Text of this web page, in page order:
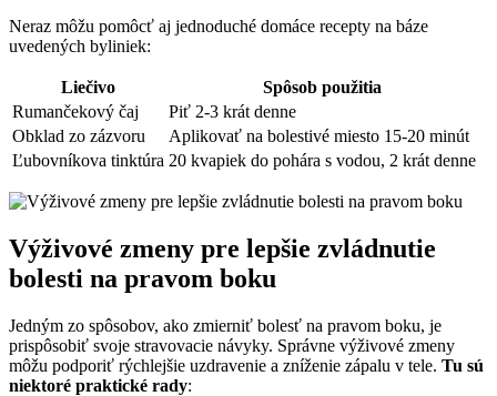
Neraz môžu pomôcť aj jednoduché domáce recepty na báze
uvedených byliniek:
Liečivo
Spôsob použitia
Rumančekový čaj
Piť 2-3 krát denne
Obklad zo zázvoru
Aplikovať na bolestivé miesto 15-20 minút
Ľubovníkova tinktúra 20 kvapiek do pohára s vodou, 2 krát denne
Výživové zmeny pre lepšie zvládnutie
bolesti na pravom boku
Jedným zo spôsobov, ako zmierniť bolesť na pravom boku, je
prispôsobiť svoje stravovacie návyky. Správne výživové zmeny
môžu podporiť rýchlejšie uzdravenie a zníženie zápalu v tele. Tu sú
niektoré praktické rady: